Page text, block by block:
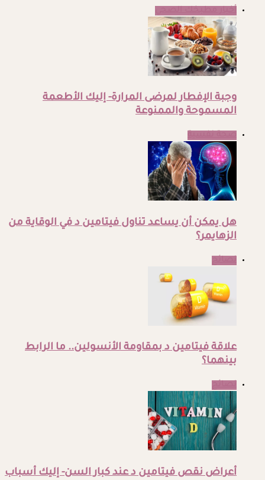
وجبة الإفطار لمرضى المرارة- إليك الأطعمة
المسموحة والممنوعة
هل يمكن أن يساعد تناول فيتامين د في الوقاية من
الزهايمر؟
علاقة فيتامين د بمقاومة الأنسولين.. ما الرابط
بينهما؟
أعراض نقص فيتامين د عند كبار السن- إليك أسباب